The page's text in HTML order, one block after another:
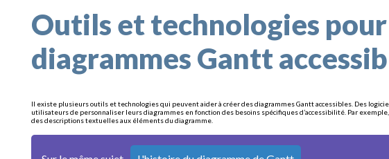
Outils et technologies
diagrammes Gantt
Il existe plusieurs outils et technologies qui peuvent aider à créer des diagrammes Gantt accessibles. Des
utilisateurs de personnaliser leurs diagrammes en fonction des besoins spécifiques d’accessibilité. Par
des descriptions textuelles aux éléments du diagramme.